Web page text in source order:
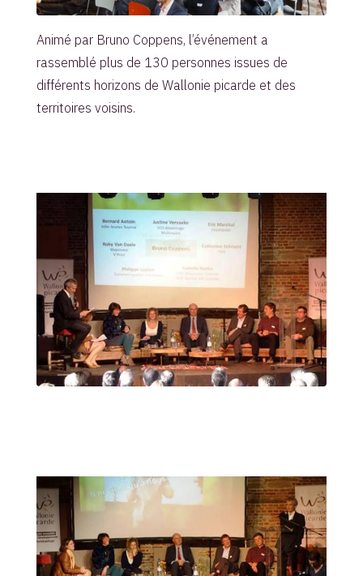
Animé par Bruno Coppens, l’événement a
rassemblé plus de 130 personnes issues de
différents horizons de Wallonie picarde et des
territoires voisins.